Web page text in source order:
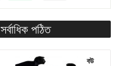
সর্বাধিক পঠিত
বউ